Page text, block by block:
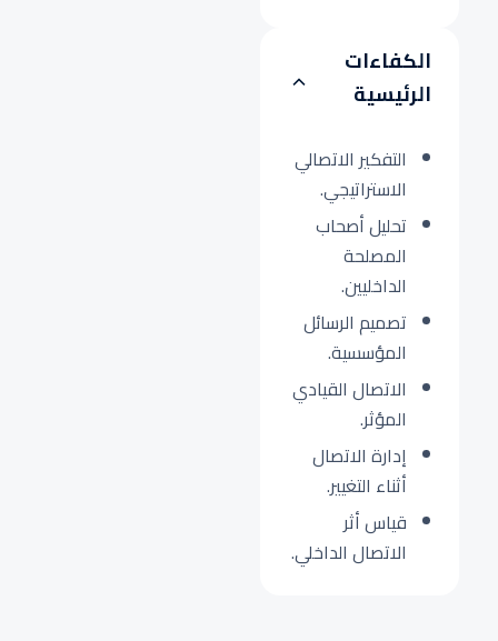
الكفاءات
الرئيسية
التفكير الاتصالي
الاستراتيجي.
تحليل أصحاب
المصلحة
الداخليين.
تصميم الرسائل
المؤسسية.
الاتصال القيادي
المؤثر.
إدارة الاتصال
أثناء التغيير.
قياس أثر
الاتصال الداخلي.